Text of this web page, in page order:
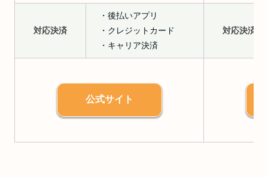
対応決済
・後払いアプリ
・クレジットカード
・キャリア決済
対応決済
公式サイト